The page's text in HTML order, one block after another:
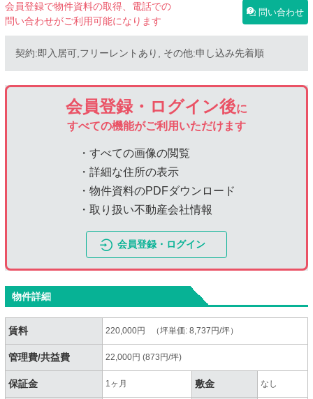
会員登録で物件資料の取得、電話での
問い合わせがご利用可能になります
問い合わせ
契約:即入居可,フリーレントあり, その他:申し込み先着順
会員登録・ログイン後に
すべての機能がご利用いただけます
・すべての画像の閲覧
・詳細な住所の表示
・物件資料のPDFダウンロード
・取り扱い不動産会社情報
会員登録・ログイン
物件詳細
賃料 220,000円 （坪単価: 8,737円/坪）
管理費/共益費 22,000円 (873円/坪)
保証金 1ヶ月 敷金 なし